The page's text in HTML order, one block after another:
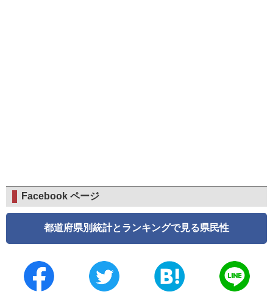
Facebook ページ
都道府県別統計とランキングで見る県民性